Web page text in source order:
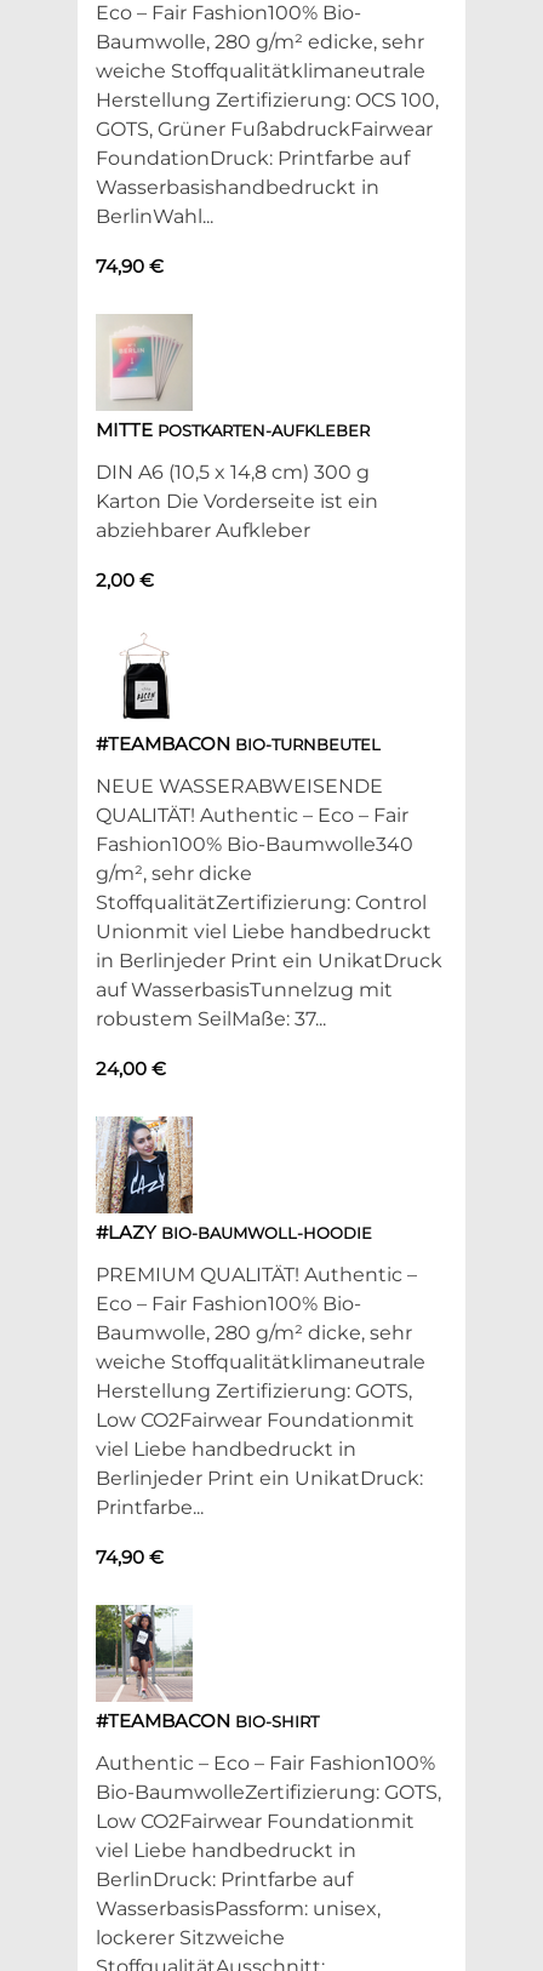
Eco – Fair Fashion100% Bio-
Baumwolle, 280 g/m² edicke, sehr
weiche Stoffqualitätklimaneutrale
Herstellung Zertifizierung: OCS 100,
GOTS, Grüner FußabdruckFairwear
FoundationDruck: Printfarbe auf
Wasserbasishandbedruckt in
BerlinWahl...
74,90 €
MITTE POSTKARTEN-AUFKLEBER
DIN A6 (10,5 x 14,8 cm) 300 g
Karton Die Vorderseite ist ein
abziehbarer Aufkleber
2,00 €
#TEAMBACON BIO-TURNBEUTEL
NEUE WASSERABWEISENDE
QUALITÄT! Authentic – Eco – Fair
Fashion100% Bio-Baumwolle340
g/m², sehr dicke
StoffqualitätZertifizierung: Control
Unionmit viel Liebe handbedruckt
in Berlinjeder Print ein UnikatDruck
auf WasserbasisTunnelzug mit
robustem SeilMaße: 37...
24,00 €
#LAZY BIO-BAUMWOLL-HOODIE
PREMIUM QUALITÄT! Authentic –
Eco – Fair Fashion100% Bio-
Baumwolle, 280 g/m² dicke, sehr
weiche Stoffqualitätklimaneutrale
Herstellung Zertifizierung: GOTS,
Low CO2Fairwear Foundationmit
viel Liebe handbedruckt in
Berlinjeder Print ein UnikatDruck:
Printfarbe...
74,90 €
#TEAMBACON BIO-SHIRT
Authentic – Eco – Fair Fashion100%
Bio-BaumwolleZertifizierung: GOTS,
Low CO2Fairwear Foundationmit
viel Liebe handbedruckt in
BerlinDruck: Printfarbe auf
WasserbasisPassform: unisex,
lockerer Sitzweiche